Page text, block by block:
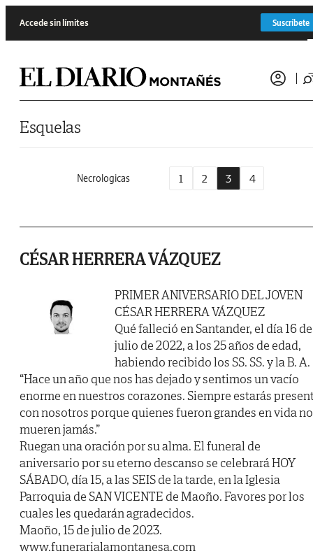
Accede sin límites Suscríbete
Esquelas
Necrologicas 1 2 3 4
CÉSAR HERRERA VÁZQUEZ
PRIMER ANIVERSARIO DEL JOVEN
CÉSAR HERRERA VÁZQUEZ
Qué falleció en Santander, el día 16 de
julio de 2022, a los 25 años de edad,
habiendo recibido los SS. SS. y la B. A.
“Hace un año que nos has dejado y sentimos un vacío
enorme en nuestros corazones. Siempre estarás
con nosotros porque quienes fueron grandes en vida no
mueren jamás.”
Ruegan una oración por su alma. El funeral de
aniversario por su eterno descanso se celebrará HOY
SÁBADO, día 15, a las SEIS de la tarde, en la Iglesia
Parroquia de SAN VICENTE de Maoño. Favores por los
cuales les quedarán agradecidos.
Maoño, 15 de julio de 2023.
www.funerarialamontanesa.com